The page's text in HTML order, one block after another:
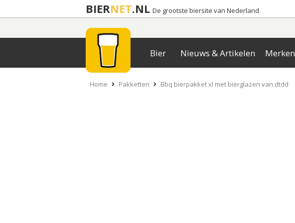
BIERNET.NL De grootste biersite van Nederland
Bier Nieuws & Artikelen Merken
Home Pakketten Bbq bierpakket xl met bierglazen van dtdd